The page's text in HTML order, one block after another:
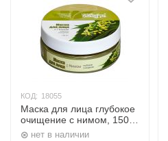
КОД: 18055
Маска для лица глубокое
очищение с нимом, 150
мл. Aasha Herbals
нет в наличии